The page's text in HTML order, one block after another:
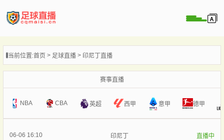
播
像
闻
当前位置:首页 足球直播 印尼丁直播
赛事直播
NBA CBA 英超 西甲 意甲 德甲
06-06 16:10 印尼丁 直播中